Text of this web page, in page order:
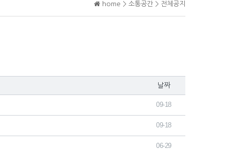
home > 소통공간 > 전체공지
날짜
09-18
09-18
06-29